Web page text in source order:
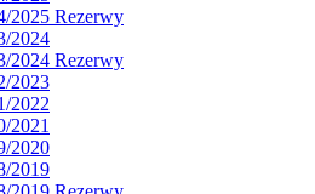
2025 Rezerwy
2024
2024 Rezerwy
2023
2022
2021
2020
2019